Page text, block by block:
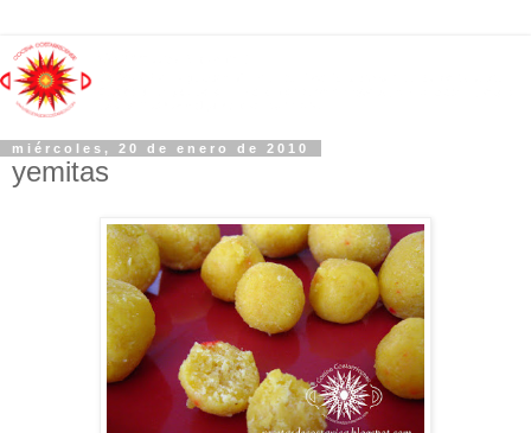
miércoles, 20 de enero de 2010
yemitas